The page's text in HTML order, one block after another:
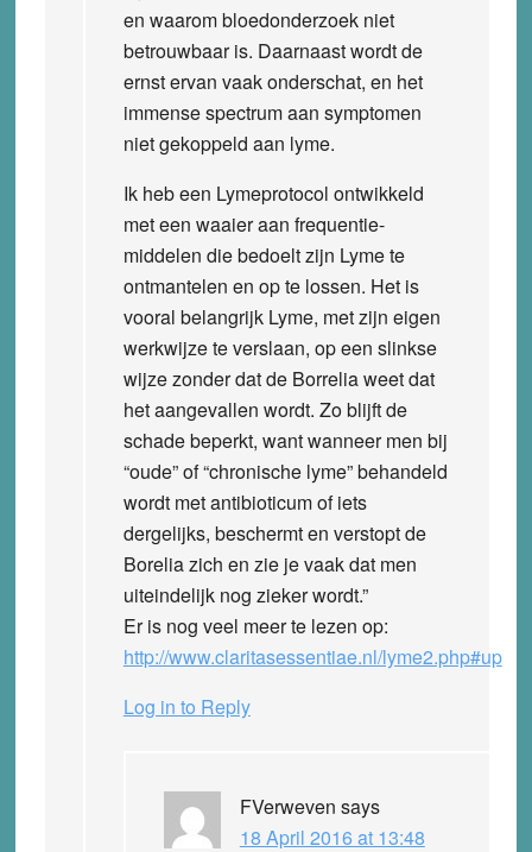
en waarom bloedonderzoek niet
betrouwbaar is. Daarnaast wordt de
ernst ervan vaak onderschat, en het
immense spectrum aan symptomen
niet gekoppeld aan lyme.
Ik heb een Lymeprotocol ontwikkeld
met een waaier aan frequentie-
middelen die bedoelt zijn Lyme te
ontmantelen en op te lossen. Het is
vooral belangrijk Lyme, met zijn eigen
werkwijze te verslaan, op een slinkse
wijze zonder dat de Borrelia weet dat
het aangevallen wordt. Zo blijft de
schade beperkt, want wanneer men bij
“oude” of “chronische lyme” behandeld
wordt met antibioticum of iets
dergelijks, beschermt en verstopt de
Borelia zich en zie je vaak dat men
uiteindelijk nog zieker wordt.”
Er is nog veel meer te lezen op:
http://www.claritasessentiae.nl/lyme2.php#up
Log in to Reply
FVerweven says
18 April 2016 at 13:48